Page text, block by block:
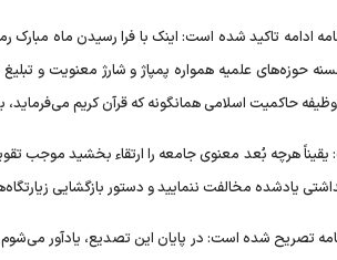
ادامه تاکید شده است: اینک با فرا رسیدن ماه
حوزه‌های علمیه همواره پمپاژ و شارژ معنویت و
وظیفه حاکمیت اسلامی همانگونه که قرآن کریم
هرچه بُعد معنوی جامعه را ارتقاء بخشید موجب
یادشده مخالفت ننمایید و دستور بازگشایی
تصریح شده است: در پایان این تصدیع، یادآور می‌شوم